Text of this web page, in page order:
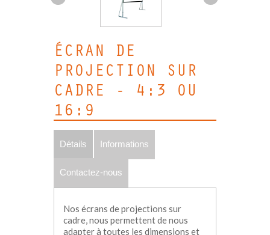
ÉCRAN DE
PROJECTION SUR
CADRE - 4:3 OU
16:9
Détails Informations
Contactez-nous
Nos écrans de projections sur
cadre, nous permettent de nous
adapter à toutes les dimensions et